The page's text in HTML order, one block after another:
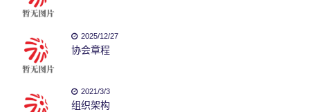
2025/12/27
协会章程
2021/3/3
组织架构